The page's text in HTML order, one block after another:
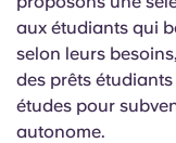
Sélectionnez
Choisissez
Se connecter
aux étudiants qui
selon leurs
des prêts
études pour
autonome.